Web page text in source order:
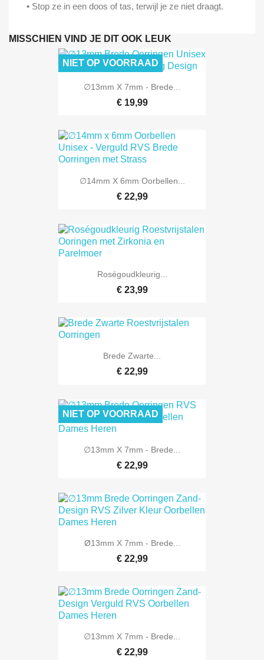
• Stop ze in een doos of tas, terwijl je ze niet draagt.
MISSCHIEN VIND JE DIT OOK LEUK
∅13mm X 7mm - Brede...
€ 19,99
NIET OP VOORRAAD
∅14mm X 6mm Oorbellen...
€ 22,99
Roségoudkleurig...
€ 23,99
Brede Zwarte...
€ 22,99
∅13mm X 7mm - Brede...
€ 22,99
NIET OP VOORRAAD
Ø13mm X 7mm - Brede...
€ 22,99
∅13mm X 7mm - Brede...
€ 22,99